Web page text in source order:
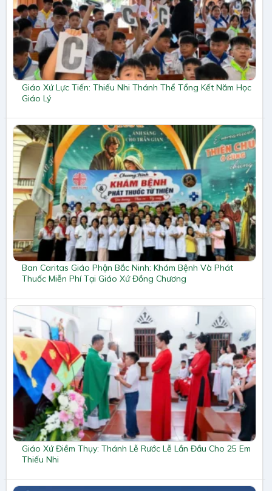
Giáo Xứ Lực Tiến: Thiếu Nhi Thánh Thể Tổng Kết Năm Học
Giáo Lý
Ban Caritas Giáo Phận Bắc Ninh: Khám Bệnh Và Phát
Thuốc Miễn Phí Tại Giáo Xứ Đồng Chương
Giáo Xứ Điềm Thụy: Thánh Lễ Rước Lễ Lần Đầu Cho 25 Em
Thiếu Nhi